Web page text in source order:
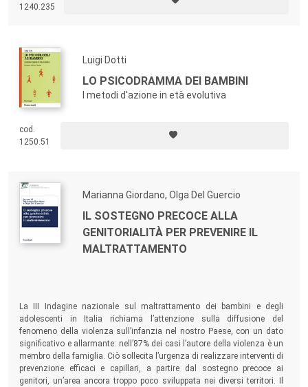
1240.235
Luigi Dotti
LO PSICODRAMMA DEI BAMBINI
I metodi d'azione in età evolutiva
cod.
1250.51
Marianna Giordano, Olga Del Guercio
IL SOSTEGNO PRECOCE ALLA
GENITORIALITÀ PER PREVENIRE IL
MALTRATTAMENTO
La III Indagine nazionale sul maltrattamento dei bambini e degli
adolescenti in Italia richiama l’attenzione sulla diffusione del
fenomeno della violenza sull’infanzia nel nostro Paese, con un dato
significativo e allarmante: nell’87% dei casi l’autore della violenza è un
membro della famiglia. Ciò sollecita l’urgenza di realizzare interventi di
prevenzione efficaci e capillari, a partire dal sostegno precoce ai
genitori, un’area ancora troppo poco sviluppata nei diversi territori. Il